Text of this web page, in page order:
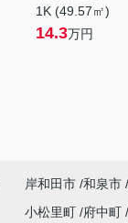
1K (49.57㎡)
14.3万円
岸和田市 和泉市
小松里町 府中町